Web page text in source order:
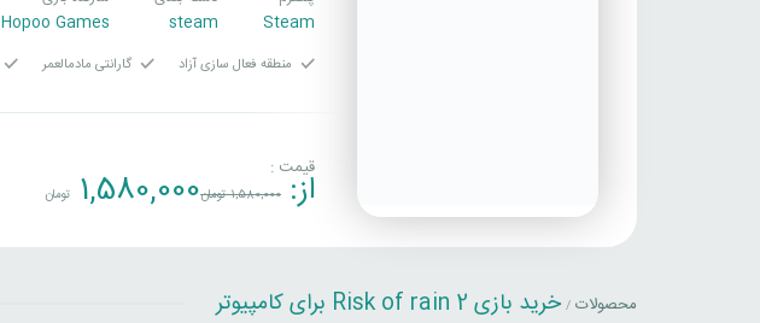
Steam
steam
Hopoo Games
منطقه فعال سازی آزاد گارانتی مادمالعمر
قیمت :
از: 1,580,000تومان1,580,000 تومان
محصولات / خرید بازی Risk of rain 2 برای کامپیوتر